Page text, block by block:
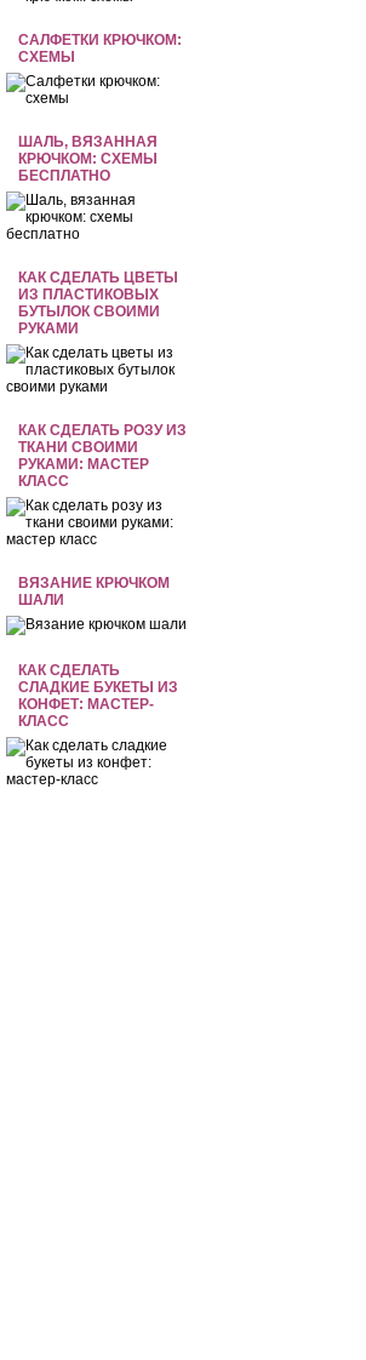
САЛФЕТКИ КРЮЧКОМ:
СХЕМЫ
ШАЛЬ, ВЯЗАННАЯ
КРЮЧКОМ: СХЕМЫ
БЕСПЛАТНО
КАК СДЕЛАТЬ ЦВЕТЫ
ИЗ ПЛАСТИКОВЫХ
БУТЫЛОК СВОИМИ
РУКАМИ
КАК СДЕЛАТЬ РОЗУ ИЗ
ТКАНИ СВОИМИ
РУКАМИ: МАСТЕР
КЛАСС
ВЯЗАНИЕ КРЮЧКОМ
ШАЛИ
КАК СДЕЛАТЬ
СЛАДКИЕ БУКЕТЫ ИЗ
КОНФЕТ: МАСТЕР-
КЛАСС